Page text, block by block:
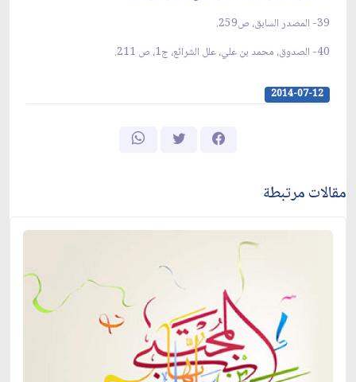
39- المصدر السابق، ص259.
40- الصدوق، محمد بن علي، علل الشرائع، ج1، ص 211.
2014-07-12
مقالات مرتبطة